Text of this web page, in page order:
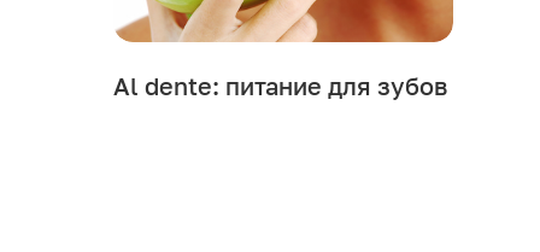
Al dente: питание для зубов